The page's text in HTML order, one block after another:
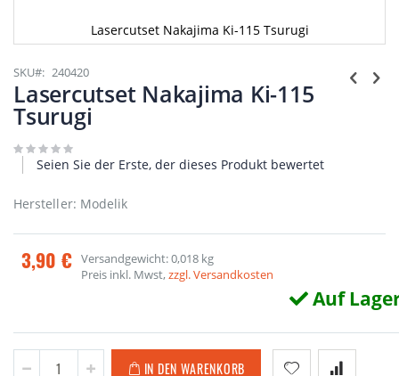
Lasercutset Nakajima Ki-115 Tsurugi
Anfang
der
Bildgalerie
springen
SKU 240420
Lasercutset Nakajima Ki-115
Tsurugi
Seien Sie der Erste, der dieses Produkt bewertet
Hersteller: Modelik
3,90 € Versandgewicht: 0,018 kg
Preis inkl. Mwst,zzgl. Versandkosten
Auf
IN DEN WARENKORB